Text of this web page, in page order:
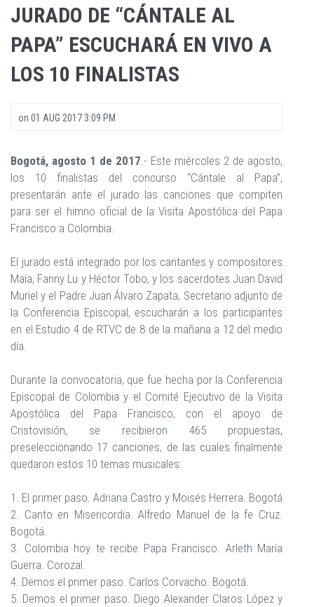
JURADO DE “CÁNTALE AL
PAPA” ESCUCHARÁ EN VIVO A
LOS 10 FINALISTAS
on 01 AUG 2017 3:09 PM
Bogotá, agosto 1 de 2017.- Este miércoles 2 de agosto,
los 10 finalistas del concurso “Cántale al Papa”,
presentarán ante el jurado las canciones que compiten
para ser el himno oficial de la Visita Apostólica del Papa
Francisco a Colombia.
El jurado está integrado por los cantantes y compositores
Maía, Fanny Lu y Héctor Tobo, y los sacerdotes Juan David
Muriel y el Padre Juan Álvaro Zapata, Secretario adjunto de
la Conferencia Episcopal, escucharán a los participantes
en el Estudio 4 de RTVC de 8 de la mañana a 12 del medio
día.
Durante la convocatoria, que fue hecha por la Conferencia
Episcopal de Colombia y el Comité Ejecutivo de la Visita
Apostólica del Papa Francisco, con el apoyo de
Cristovisión, se recibieron 465 propuestas,
preseleccionando 17 canciones, de las cuales finalmente
quedaron estos 10 temas musicales:
1. El primer paso. Adriana Castro y Moisés Herrera. Bogotá
2. Canto en Misericordia. Alfredo Manuel de la fe Cruz.
Bogotá.
3. Colombia hoy te recibe Papa Francisco. Arleth María
Guerra. Corozal.
4. Demos el primer paso. Carlos Corvacho. Bogotá.
5. Demos el primer paso. Diego Alexander Claros López y